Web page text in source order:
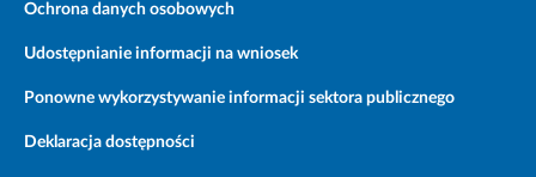
Ochrona danych osobowych
Udostępnianie informacji na wniosek
Ponowne wykorzystywanie informacji sektora publicznego
Deklaracja dostępności